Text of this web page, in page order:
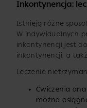
Inkontynencja:
Istnieją różne
W indywidualnych
inkontynencji jest
inkontynencji, a
Leczenie
Ćwiczenia
można